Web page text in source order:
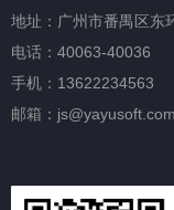
地址：广州市番禺区东
电话：40063-40036
手机：13622234563
邮箱：js@yayusoft.com